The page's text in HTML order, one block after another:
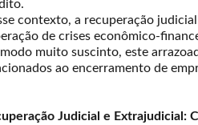
contexto, a recuperação
de crises econômico-
modo muito suscinto, este
ao encerramento de
Judicial e Extrajudicial: